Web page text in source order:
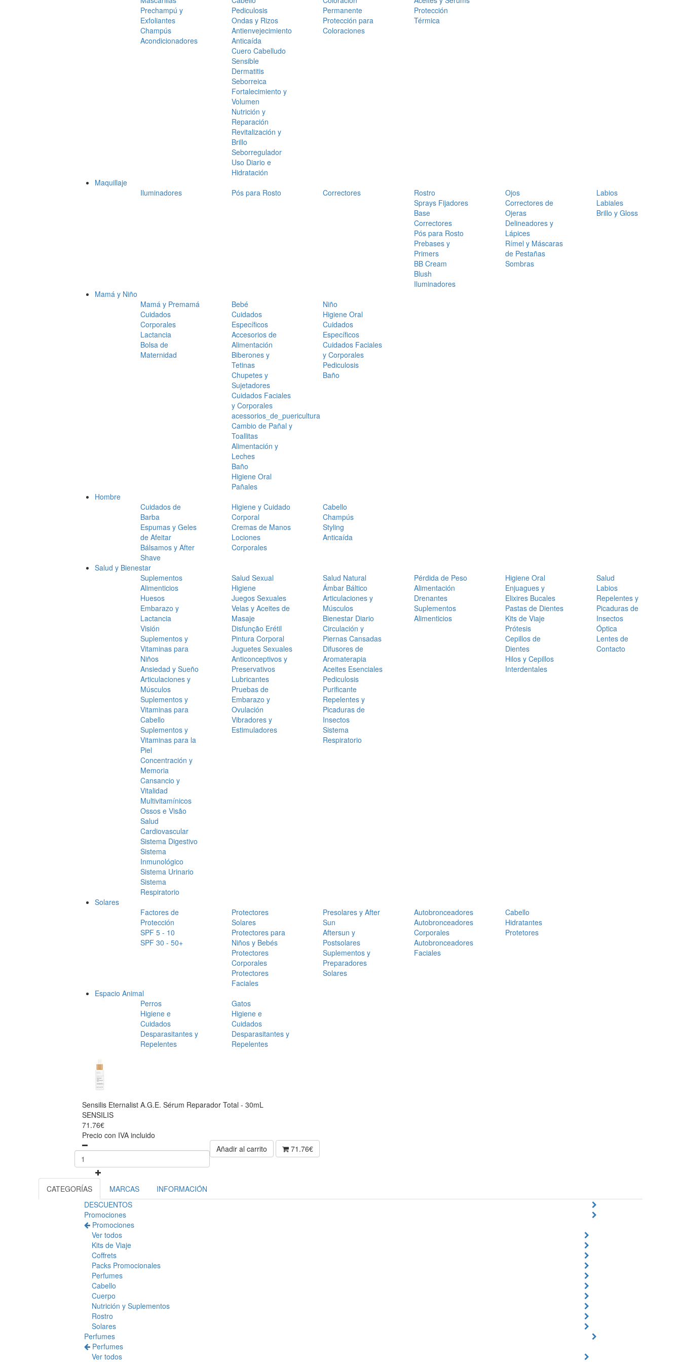
Prechampú y
Exfoliantes
Champús
Acondicionadores
Pediculosis
Ondas y Rizos
Antienvejecimiento
Anticaída
Cuero Cabelludo
Sensible
Dermatitis
Seborreica
Fortalecimiento y
Volumen
Nutrición y
Reparación
Revitalización y
Brillo
Seborregulador
Uso Diario e
Hidratación
Permanente
Protección para
Coloraciones
Protección
Térmica
Maquillaje
Iluminadores
Pós para Rosto Correctores
Rostro
Sprays Fijadores
Base
Correctores
Pós para Rosto
Prebases y
Primers
BB Cream
Blush
Iluminadores
Ojos
Correctores de
Ojeras
Delineadores y
Lápices
Rímel y Máscaras
de Pestañas
Sombras
Labios
Labiales
Brillo y Gloss
Mamá y Niño
Mamá y Premamá
Cuidados
Corporales
Lactancia
Bolsa de
Maternidad
Bebé
Cuidados
Específicos
Accesorios de
Alimentación
Biberones y
Tetinas
Chupetes y
Sujetadores
Cuidados Faciales
y Corporales
acessorios_de_puericultura
Cambio de Pañal y
Toallitas
Alimentación y
Leches
Baño
Higiene Oral
Pañales
Niño
Higiene Oral
Cuidados
Específicos
Cuidados Faciales
y Corporales
Pediculosis
Baño
Hombre
Cuidados de
Barba
Espumas y Geles
de Afeitar
Bálsamos y After
Shave
Higiene y Cuidado
Corporal
Cremas de Manos
Lociones
Corporales
Cabello
Champús
Styling
Anticaída
Salud y Bienestar
Suplementos
Alimenticios
Huesos
Embarazo y
Lactancia
Visión
Suplementos y
Vitaminas para
Niños
Ansiedad y Sueño
Articulaciones y
Músculos
Suplementos y
Vitaminas para
Cabello
Suplementos y
Vitaminas para la
Piel
Concentración y
Memoria
Cansancio y
Vitalidad
Multivitamínicos
Ossos e Visão
Salud
Cardiovascular
Sistema Digestivo
Sistema
Inmunológico
Sistema Urinario
Sistema
Respiratorio
Salud Sexual
Higiene
Juegos Sexuales
Velas y Aceites de
Masaje
Disfunção Erétil
Pintura Corporal
Juguetes Sexuales
Anticonceptivos y
Preservativos
Lubricantes
Pruebas de
Embarazo y
Ovulación
Vibradores y
Estimuladores
Salud Natural
Ámbar Báltico
Articulaciones y
Músculos
Bienestar Diario
Circulación y
Piernas Cansadas
Difusores de
Aromaterapia
Aceites Esenciales
Pediculosis
Purificante
Repelentes y
Picaduras de
Insectos
Sistema
Respiratorio
Pérdida de Peso
Alimentación
Drenantes
Suplementos
Alimenticios
Higiene Oral
Enjuagues y
Elixires Bucales
Pastas de Dientes
Kits de Viaje
Prótesis
Cepillos de
Dientes
Hilos y Cepillos
Interdentales
Salud
Labios
Repelentes y
Picaduras de
Insectos
Óptica
Lentes de
Contacto
Solares
Factores de
Protección
SPF 5 - 10
SPF 30 - 50+
Protectores
Solares
Protectores para
Niños y Bebés
Protectores
Corporales
Protectores
Faciales
Presolares y After
Sun
Aftersun y
Postsolares
Suplementos y
Preparadores
Solares
Autobronceadores
Autobronceadores
Corporales
Autobronceadores
Faciales
Cabello
Hidratantes
Protetores
Espacio Animal
Perros
Higiene e
Cuidados
Desparasitantes y
Repelentes
Gatos
Higiene e
Cuidados
Desparasitantes y
Repelentes
Sensilis Eternalist A.G.E. Sérum Reparador Total - 30mL
SENSILIS
71.76€
Precio con IVA incluido
Añadir al carrito
71.76€
CATEGORÍAS MARCAS
INFORMACIÓN
DESCUENTOS
Promociones
Promociones
Ver todos
Kits de Viaje
Coffrets
Packs Promocionales
Perfumes
Cabello
Cuerpo
Nutrición y Suplementos
Rostro
Solares
Perfumes
Perfumes
Ver todos